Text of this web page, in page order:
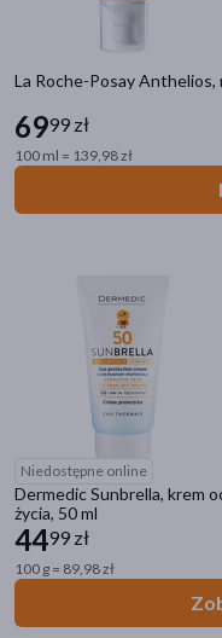
La Roche-Posay Anthelios,
6999 zł
100 ml = 139,98 zł
Niedostępne online
Dermedic Sunbrella, krem
życia, 50 ml
4499 zł
100 g = 89,98 zł